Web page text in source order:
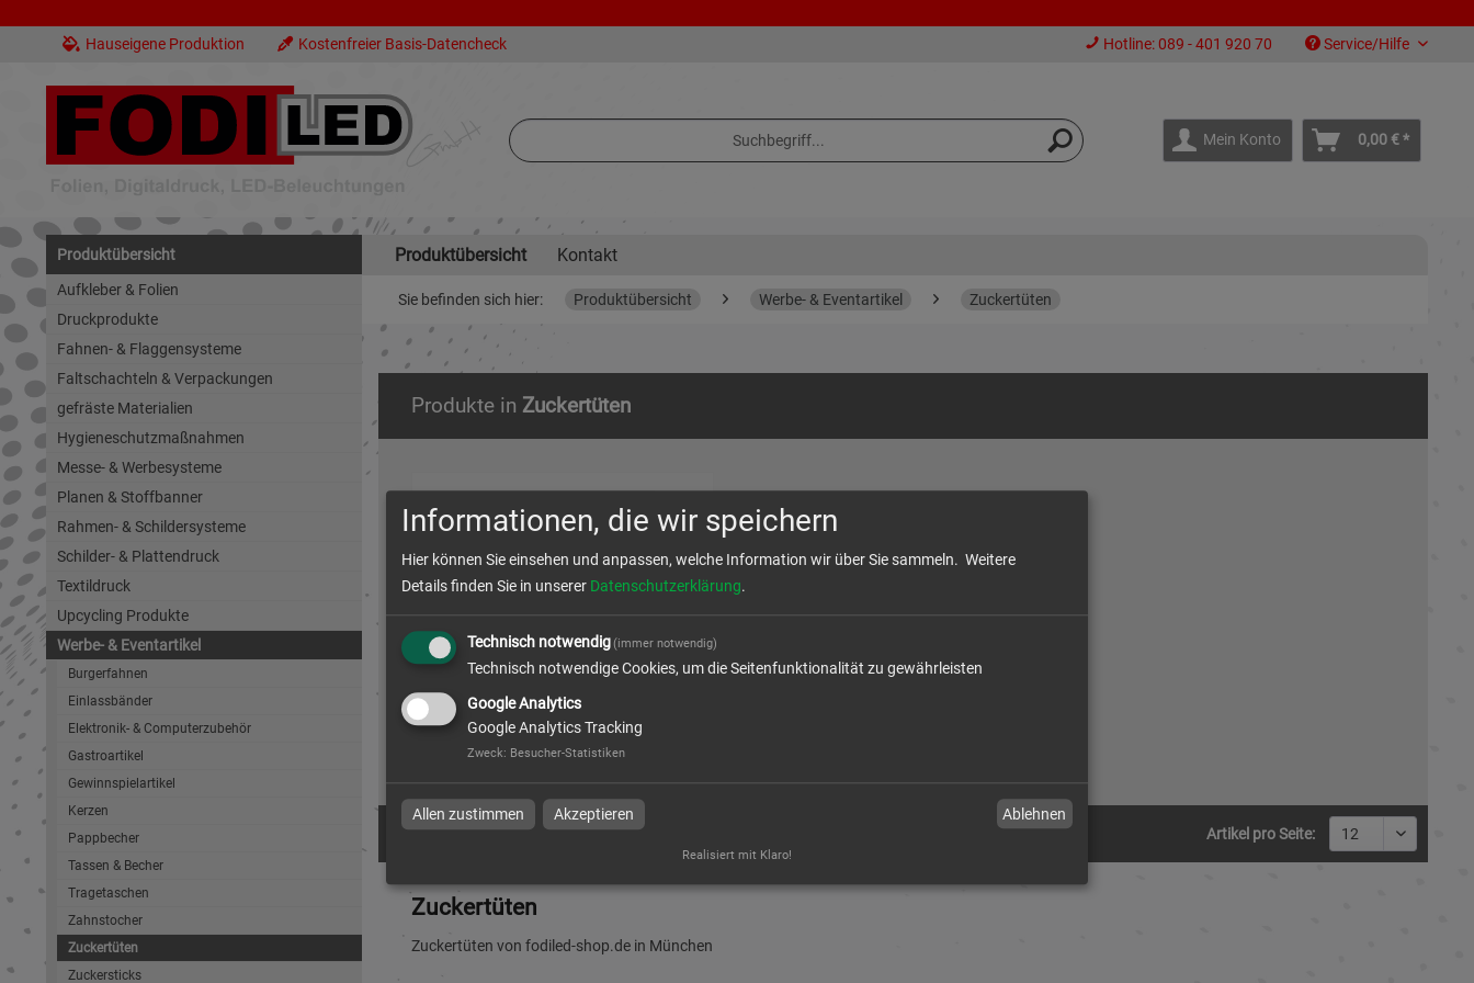
Hauseigene Produktion Kostenfreier Basis-Datencheck Hotline: 089 - 401 920 70 Service/Hilfe
Mein Konto 0,00 € *
Produktübersicht
Aufkleber & Folien
Druckprodukte
Fahnen- & Flaggensysteme
Faltschachteln & Verpackungen
gefräste Materialien
Hygieneschutzmaßnahmen
Messe- & Werbesysteme
Planen & Stoffbanner
Rahmen- & Schildersysteme
Schilder- & Plattendruck
Textildruck
Upcycling Produkte
Werbe- & Eventartikel
Burgerfahnen
Einlassbänder
Elektronik- & Computerzubehör
Gastroartikel
Gewinnspielartikel
Kerzen
Pappbecher
Tassen & Becher
Tragetaschen
Zahnstocher
Zuckertüten
Zuckersticks
Produktübersicht Kontakt
Sie befinden sich hier: Produktübersicht Werbe- & Eventartikel Zuckertüten
Produkte in Zuckertüten
Zuckertüten 4 g | 5,5 cm x 6,0 cm |
beidseitig bedruckt
zum Artikel
Artikel pro Seite:
Zuckertüten
Zuckertüten von fodiled-shop.de in München
Informationen, die wir speichern
Hier können Sie einsehen und anpassen, welche Information wir über Sie sammeln. Weitere
Details finden Sie in unserer Datenschutzerklärung.
Technisch notwendig(immer notwendig)
Technisch notwendige Cookies, um die Seitenfunktionalität zu gewährleisten
Google Analytics
Google Analytics Tracking
Zweck: Besucher-Statistiken
Allen zustimmen Akzeptieren Ablehnen
Realisiert mit Klaro!